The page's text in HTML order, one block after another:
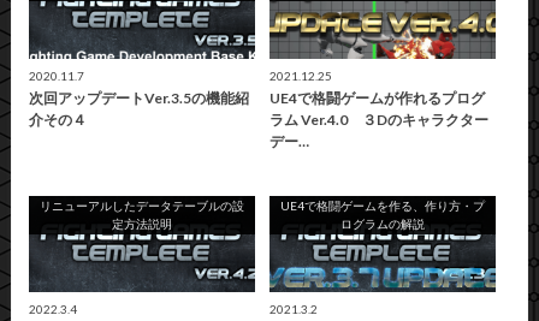
2020.11.7
次回アップデートVer.3.5の機能紹
介その４
2021.12.25
UE4で格闘ゲームが作れるプログ
ラム Ver.4.0 ３Dのキャラクター
デー…
リニューアルしたデータテーブルの設
定方法説明
2022.3.4
UE4で格闘ゲームを作る、作り方・プ
ログラムの解説
2021.3.2